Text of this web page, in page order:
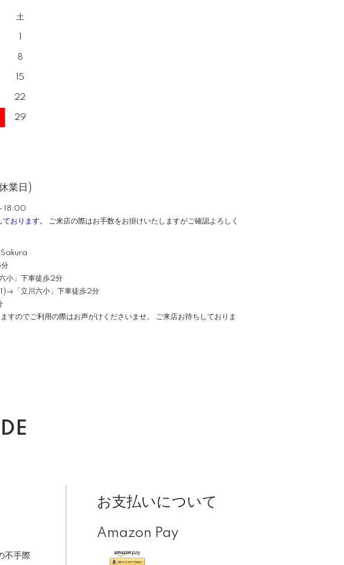
土
8
15
22
29
業日)
18:00
おります。
ご来店の際はお手数をお掛けいたしますがご確認よろしく
Sakura
小」下車徒歩2分
「立川六小」下車徒歩2分
のでご利用の際はお声がけくださいませ。 ご来店お待ちしておりま
不手際
お支払いについて
Amazon Pay